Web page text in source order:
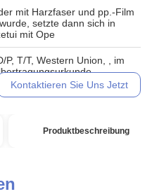
mit Harzfaser und pp.-Film
setzte dann sich in
mit Ope
P, T/T, Western Union, , im
Kontaktieren Sie Uns Jetzt
Produktbeschreibung